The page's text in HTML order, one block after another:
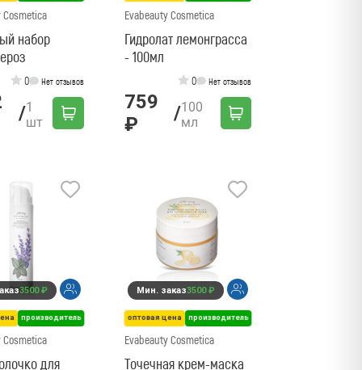
Cosmetica
набор
0 Нет отзывов
/1
шт
Evabeauty Cosmetica
Гидролат лемонграсса
- 100мл
0 Нет отзывов
759
₽
/100
мл
3500 ₽
производитель
Cosmetica
для
Мин. заказ3500 ₽
оптовая цена производитель
Evabeauty Cosmetica
Точечная крем-маска